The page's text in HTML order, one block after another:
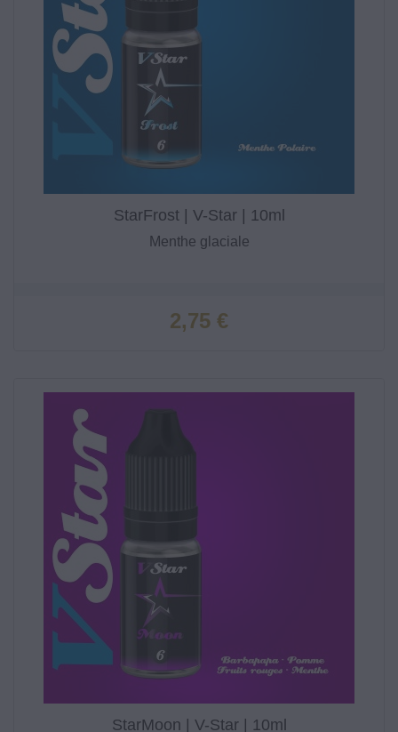
StarFrost | V-Star | 10ml
Menthe glaciale
Prix
2,75 €
StarMoon | V-Star | 10ml